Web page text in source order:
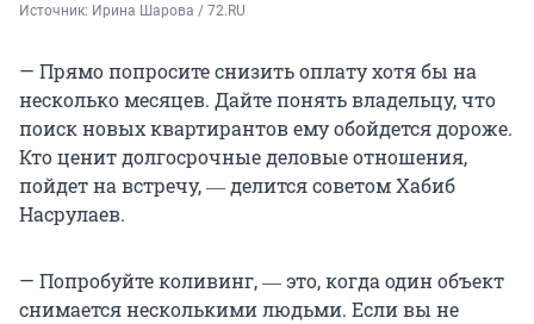
Источник: Ирина Шарова / 72.RU
— Прямо попросите снизить оплату хотя бы на
несколько месяцев. Дайте понять владельцу, что
поиск новых квартирантов ему обойдется дороже.
Кто ценит долгосрочные деловые отношения,
пойдет на встречу, ― делится советом Хабиб
Насрулаев.
— Попробуйте коливинг, ― это, когда один объект
снимается несколькими людьми. Если вы не